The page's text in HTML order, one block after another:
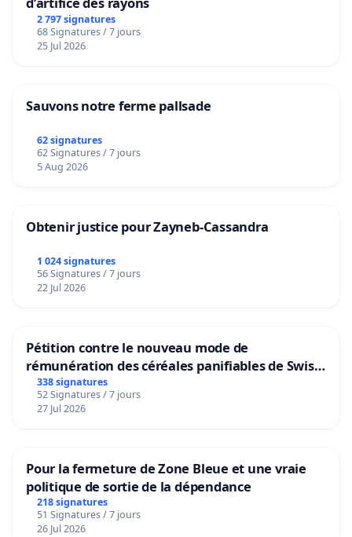
2 797 signatures
68 Signatures / 7 jours
25 Jul 2026
Sauvons notre ferme pallsade
62 signatures
62 Signatures / 7 jours
5 Aug 2026
Obtenir justice pour Zayneb-Cassandra
1 024 signatures
56 Signatures / 7 jours
22 Jul 2026
Pétition contre le nouveau mode de
rémunération des céréales panifiables de Swiss
granum basé sur la teneur en protéines
338 signatures
52 Signatures / 7 jours
27 Jul 2026
Pour la fermeture de Zone Bleue et une vraie
politique de sortie de la dépendance
218 signatures
51 Signatures / 7 jours
26 Jul 2026